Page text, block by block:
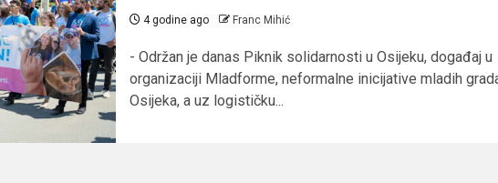
4 godine ago Franc Mihić
- Održan je danas Piknik solidarnosti u Osijeku, događaj u
organizaciji Mladforme, neformalne inicijative mladih
Osijeka, a uz logističku...